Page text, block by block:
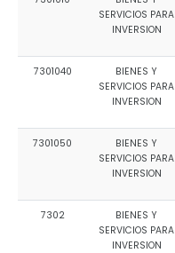
SERVICIOS PARA
INVERSION
7301040
BIENES Y
SERVICIOS PARA
INVERSION
7301050
BIENES Y
SERVICIOS PARA
INVERSION
7302
BIENES Y
SERVICIOS PARA
INVERSION